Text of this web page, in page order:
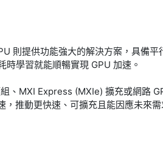
則提供功能強大的解決方案，具備
學習就能順暢實現 GPU 加速。
、MXI Express (MXIe) 擴充或網路
推動更快速、可擴充且能因應未來需